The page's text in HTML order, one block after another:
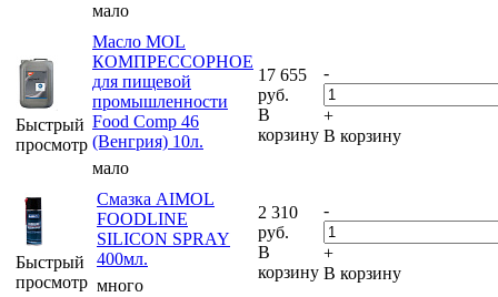
мало
Быстрый
просмотр
Масло MOL
КОМПРЕССОРНОЕ
для пищевой
промышленности
Food Comp 46
(Венгрия) 10л.
мало
17 655
руб.
В
корзину
-
+
В корзину
Быстрый
просмотр
Смазка AIMOL
FOODLINE
SILICON SPRAY
400мл.
много
2 310
руб.
В
корзину
-
+
В корзину